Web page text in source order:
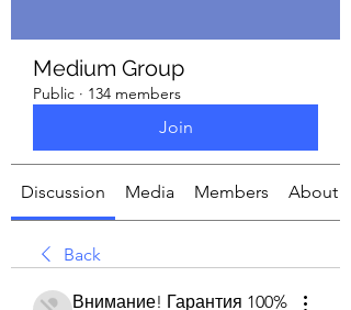
Medium Group
Public · 134 members
Join
Discussion Media Members About
Back
Внимание! Гарантия 100%